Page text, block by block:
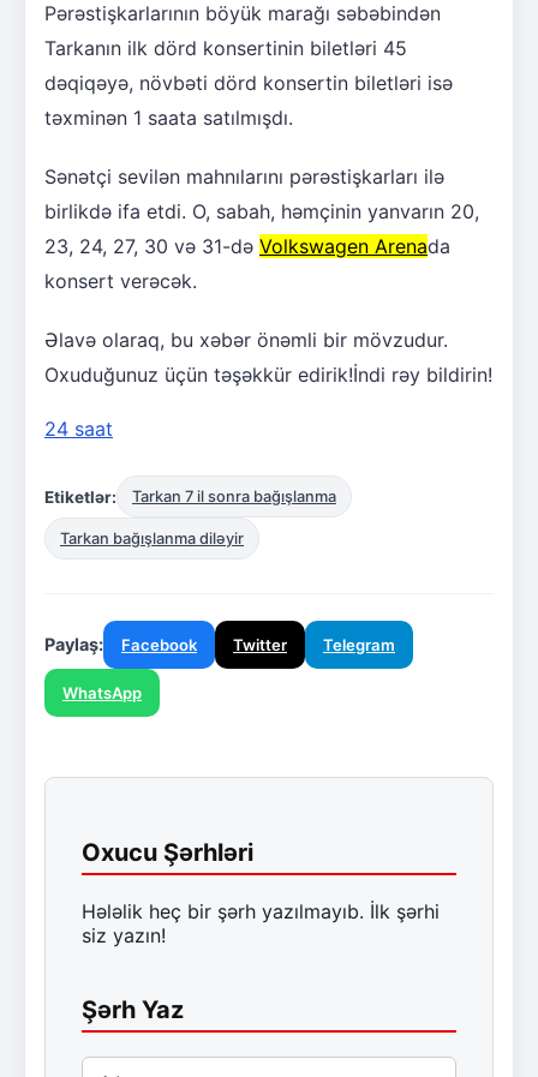
Pərəstişkarlarının böyük marağı səbəbindən
Tarkanın ilk dörd konsertinin biletləri 45
dəqiqəyə, növbəti dörd konsertin biletləri isə
təxminən 1 saata satılmışdı.
Sənətçi sevilən mahnılarını pərəstişkarları ilə
birlikdə ifa etdi. O, sabah, həmçinin yanvarın 20,
23, 24, 27, 30 və 31-də Volkswagen Arenada
konsert verəcək.
Əlavə olaraq, bu xəbər önəmli bir mövzudur.
Oxuduğunuz üçün təşəkkür edirik!İndi rəy bildirin!
24 saat
Etiketlər: Tarkan 7 il sonra bağışlanma
Tarkan bağışlanma diləyir
Paylaş: Facebook Twitter Telegram
WhatsApp
Oxucu Şərhləri
Hələlik heç bir şərh yazılmayıb. İlk şərhi
siz yazın!
Şərh Yaz